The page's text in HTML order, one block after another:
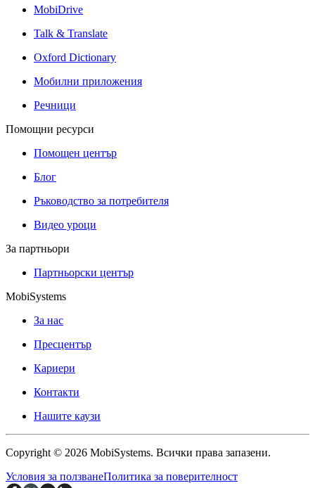
MobiDrive
Talk & Translate
Oxford Dictionary
Мобилни приложения
Речници
Помощни ресурси
Помощен център
Блог
Ръководство за потребителя
Видео уроци
За партньори
Партньорски център
MobiSystems
За нас
Пресцентър
Кариери
Контакти
Нашите каузи
Copyright © 2026 MobiSystems. Всички права запазени.
Условия за ползванеПолитика за поверителност